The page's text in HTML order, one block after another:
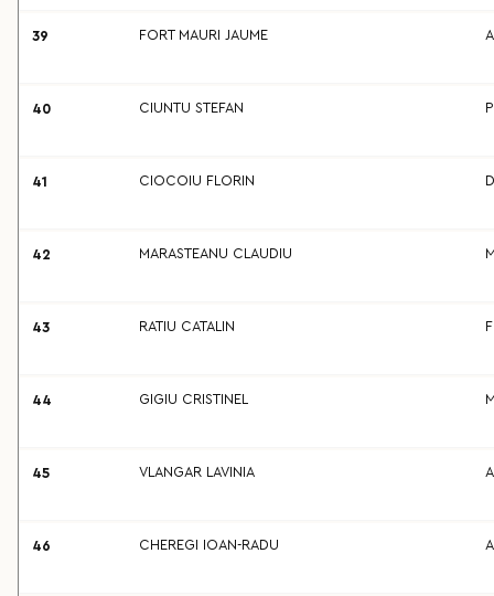
39 FORT MAURI JAUME
40 CIUNTU STEFAN
41 CIOCOIU FLORIN
42 MARASTEANU CLAUDIU
43 RATIU CATALIN
44 GIGIU CRISTINEL
45 VLANGAR LAVINIA
46 CHEREGI IOAN-RADU